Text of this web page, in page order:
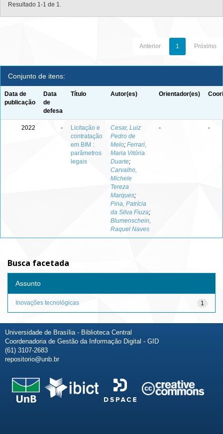
Resultado 1-1 de 1.
Anterior 1 Próximo
Conjunto de itens:
Data de
publicação
Data
de
defesa
Título Autor(es) Orientador(es)
2022 -
Licitação e
contratação
em BIM :
parâmetros
legais
Cesar, Luiz
Pedro de
Melo; Ferrari,
Maria Vitória
Duarte;
Carvalho,
Michele
Tereza
Marques;
Pina, Patrícia
da Silva Fiuza;
Blumenschein,
Raquel Naves
- -
Busca facetada
Assunto
1
Inovações tecnológicas
Universidade de Brasília - Biblioteca Central
Coordenadoria de Gestão da Informação Digital - GID
(61) 3107-2683
repositorio@unb.br